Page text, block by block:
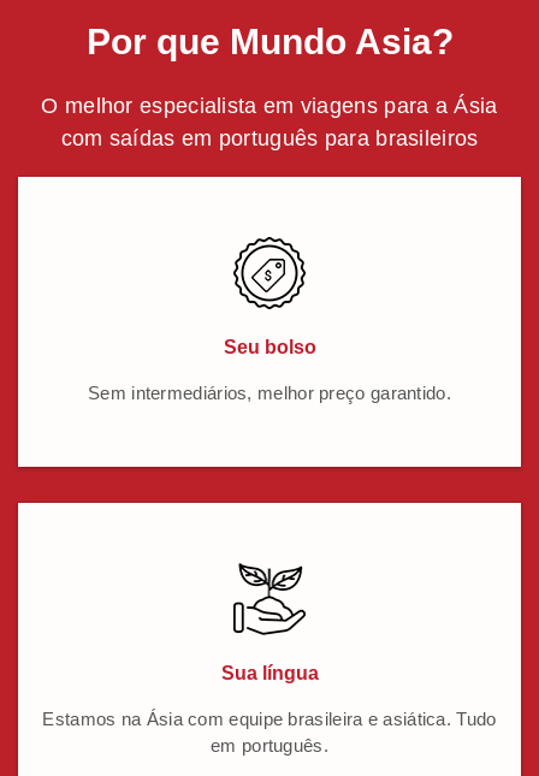
Por que Mundo Asia?
O melhor especialista em viagens para a Ásia
com saídas em português para brasileiros
Seu bolso
Sem intermediários, melhor preço garantido.
Sua língua
Estamos na Ásia com equipe brasileira e asiática. Tudo
em português.